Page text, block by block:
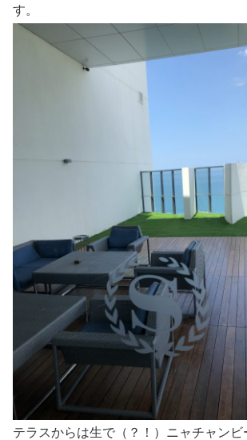
す。
テラスからは生で（？！）ニャチャンビ